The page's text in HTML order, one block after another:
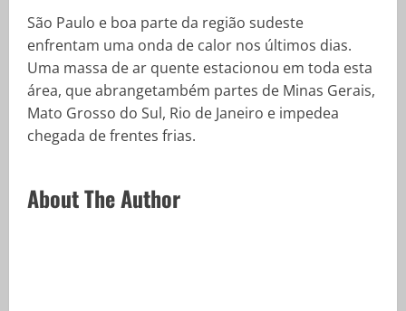
São Paulo e boa parte da região sudeste
enfrentam uma onda de calor nos últimos dias.
Uma massa de ar quente estacionou em toda esta
área, que abrangetambém partes de Minas Gerais,
Mato Grosso do Sul, Rio de Janeiro e impedea
chegada de frentes frias.
About The Author